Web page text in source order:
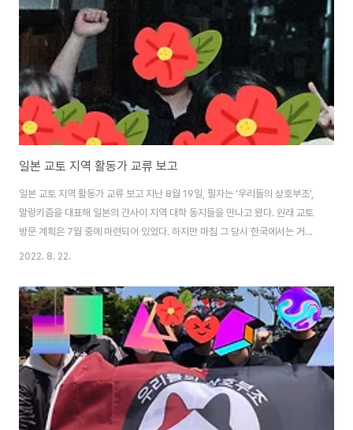
축 가운데 하나입니다. 조합주의는 비록 현재 한국 노동운동에서 멸시에 가까
운 용어로 사용되고 있으나, 그 흐름은 너무도 다양해 하나로 ..
일본 교토 지역 활동가 교류 보고
일본 교토 지역 활동가 교류 보고 지난 8월 19일, 필자는 ‘우리들의 상호부조’,
말랑키즘을 대표해 일본의 간사이 지역 대학 동지들을 만나고 왔다. 원래 교토
방문 계획은 7월 중에 마련되어 있었다. 하지만 마침 그 당시 한국에서는 거제
도에서 대우조선 하청노동자들의 투쟁이 한창이었고, 그 때문에 예약해 두었던
아무런 후회도 없다. 모든 선택은 결과와 더불어 기회비용을 낳는다. 노동자로
서, 또 아나키스트로서 당시 내린 그 판단에는 아무런 미련이 남지 않는다. 다만
교토로 향하며 내내 마음에 걸렸던 것은 방학 기간이라 대학가가 한산해진 관
계로 애당초 준비했던 프로그램을 그대로 진행할 수 없다는 것, 그래서 아나키
즘에 대해 관심을..
2022. 8. 22.